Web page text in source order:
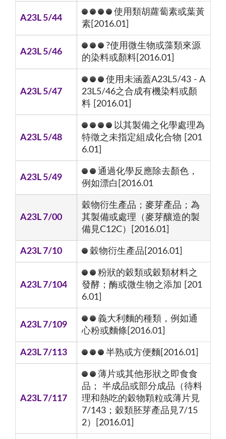
A23L 5/44
使用類胡蘿蔔素或葉黃
素[2016.01]
A23L 5/46
?使用微生物或藻類來源
的染料或顏料[2016.01]
A23L 5/47
使用未涵蓋A23L5/43 - A
23L5/46之合成有機染料或顏
料 [2016.01]
A23L 5/48
以其製備之化學處理為
特徵之未指定組成化合物 [201
6.01]
A23L 5/49
通過化學反應除去顏色，
例如漂白[2016.01
A23L 7/00
穀物衍生產品；麥芽產品；為
其製備或處理（麥芽釀造的製
備見C12C）[2016.01]
A23L 7/10 穀物衍生產品[2016.01]
A23L 7/104
粉狀的穀類或穀類材料之
發酵；酶或微生物之添加 [201
6.01]
A23L 7/109
義大利麵的種類，例如通
心粉或麵條[2016.01]
A23L 7/113 半熟或方便麵[2016.01]
A23L 7/117
薄片或其他形狀之即食食
品； 半成品或部分成品（待料
理和熱吃的穀物顆粒或薄片見
7/143；穀類胚芽產品見7/15
2）[2016.01]